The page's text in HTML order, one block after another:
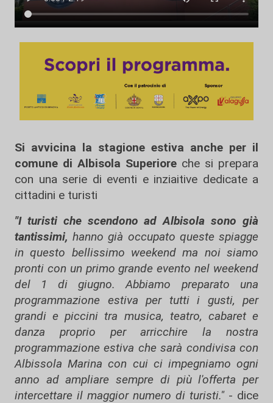
Si avvicina la stagione estiva anche per il
comune di Albisola Superiore che si prepara
con una serie di eventi e inziaitive dedicate a
cittadini e turisti
"I turisti che scendono ad Albisola sono già
tantissimi, hanno già occupato queste spiagge
in questo bellissimo weekend ma noi siamo
pronti con un primo grande evento nel weekend
del 1 di giugno. Abbiamo preparato una
programmazione estiva per tutti i gusti, per
grandi e piccini tra musica, teatro, cabaret e
danza proprio per arricchire la nostra
programmazione estiva che sarà condivisa con
Albissola Marina con cui ci impegniamo ogni
anno ad ampliare sempre di più l'offerta per
intercettare il maggior numero di turisti." - dice